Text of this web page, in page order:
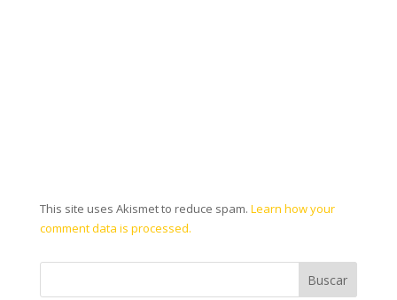
This site uses Akismet to reduce spam. Learn how your
comment data is processed.